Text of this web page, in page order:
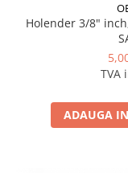
Holender 3/8" inch, filet interior de
TVA
ADAUGA